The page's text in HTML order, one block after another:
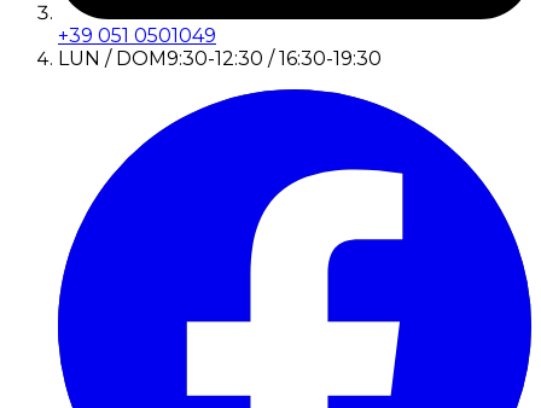
+39 051 0501049
LUN / DOM9:30-12:30 / 16:30-19:30